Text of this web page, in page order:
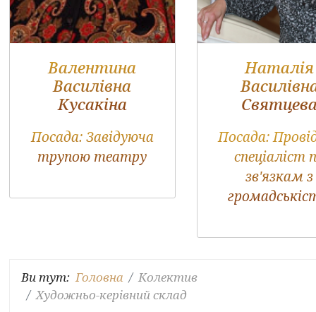
Валентина
Василівна
Кусакіна
Посада:Завідуюча
трупою театру
Наталія
Посада:
спеціаліст
зв'язкам з
Ви тут:Головна
Колектив
Художньо-керівний склад